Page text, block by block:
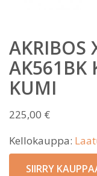
AKRIBOS
AK561BK
KUMI
225,00 €
Kellokauppa:
SIIRRY